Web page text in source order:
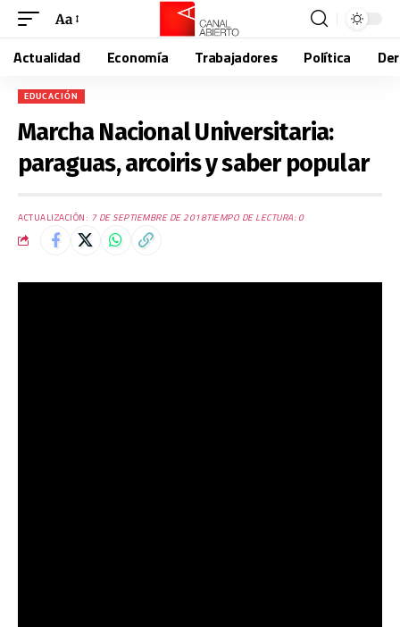
Aa
Actualidad Economía Trabajadores Política
EDUCACIÓN
Marcha Nacional Universitaria:
paraguas, arcoiris y saber popular
ACTUALIZACIÓN: 7 DE SEPTIEMBRE DE 2018TIEMPO DE LECTURA: 0